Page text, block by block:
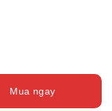
Mua ngay